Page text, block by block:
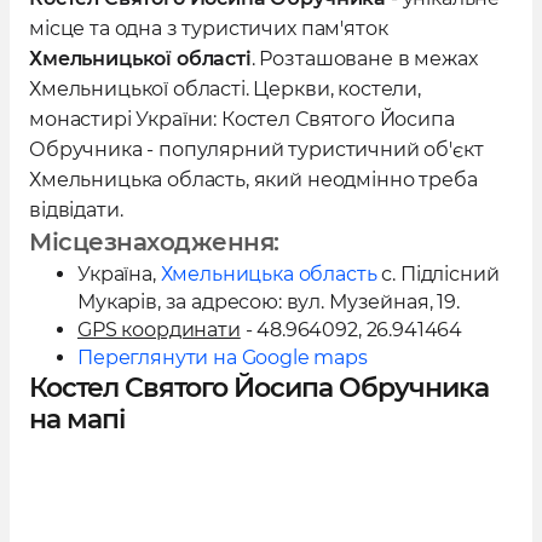
влади в Україну розпочалася боротьба
проти церкви через атеїстичні погляди
більшовиків, і у 1933 році храм було закрито.
Під час Другої світової війни, коли
Німеччина окупувала українські землі,
костел відновив свою діяльність. Однак, в
1962 році радянська влада повторно
закрила костел і використовувала його як
склад, а пізніше - як сільський музей. Лише
у 1989 році богослужіння в храмі було
відновлено.
місце та одна з туристичих пам'яток
Хмельницької області. Розташоване в межах
Хмельницької області. Церкви, костели,
монастирі України: Костел Святого Йосипа
Обручника - популярний туристичний об'єкт
Хмельницька область, який неодмінно треба
відвідати.
Місцезнаходження:
Україна, Хмельницька область с. Підлісний
Мукарів, за адресою: вул. Музейная, 19.
GPS координати - 48.964092, 26.941464
Переглянути на Google maps
Костел Святого Йосипа Обручника
на мапі